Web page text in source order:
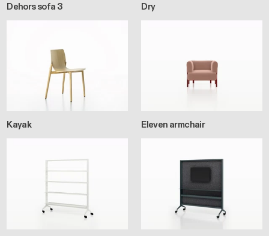
Dehors sofa 3 Dry
Kayak Eleven armchair